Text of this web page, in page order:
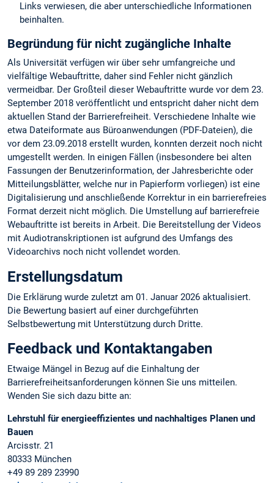
Links verwiesen, die aber unterschiedliche Informationen
beinhalten.
Begründung für nicht zugängliche Inhalte
Als Universität verfügen wir über sehr umfangreiche und
vielfältige Webauftritte, daher sind Fehler nicht gänzlich
vermeidbar. Der Großteil dieser Webauftritte wurde vor dem 23.
September 2018 veröffentlicht und entspricht daher nicht dem
aktuellen Stand der Barrierefreiheit. Verschiedene Inhalte wie
etwa Dateiformate aus Büroanwendungen (PDF-Dateien), die
vor dem 23.09.2018 erstellt wurden, konnten derzeit noch nicht
umgestellt werden. In einigen Fällen (insbesondere bei alten
Fassungen der Benutzerinformation, der Jahresberichte oder
Mitteilungsblätter, welche nur in Papierform vorliegen) ist eine
Digitalisierung und anschließende Korrektur in ein barrierefreies
Format derzeit nicht möglich. Die Umstellung auf barrierefreie
Webauftritte ist bereits in Arbeit. Die Bereitstellung der Videos
mit Audiotranskriptionen ist aufgrund des Umfangs des
Videoarchivs noch nicht vollendet worden.
Erstellungsdatum
Die Erklärung wurde zuletzt am 01. Januar 2026 aktualisiert.
Die Bewertung basiert auf einer durchgeführten
Selbstbewertung mit Unterstützung durch Dritte.
Feedback und Kontaktangaben
Etwaige Mängel in Bezug auf die Einhaltung der
Barrierefreiheitsanforderungen können Sie uns mitteilen.
Wenden Sie sich dazu bitte an:
Lehrstuhl für energieeffizientes und nachhaltiges Planen und
Bauen
Arcisstr. 21
80333 München
+49 89 289 23990